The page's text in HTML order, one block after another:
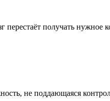
перестаёт получать
не поддающаяся